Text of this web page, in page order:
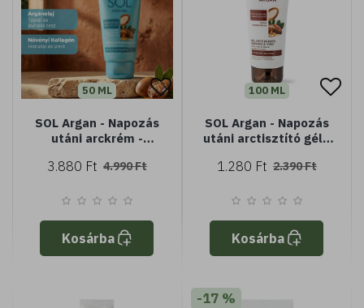
50 ML
SOL Argan - Napozás
utáni arckrém -
tápláló - argánolajjal
kollagénnel - minden
3.880 Ft 4.990 Ft
Kosárba
100 ML
SOL Argan - Napozás
utáni arctisztító gél -
Argán olajjal
1.280 Ft 2.390 Ft
Kosárba
-17 %